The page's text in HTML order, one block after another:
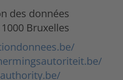
des données
Bruxelles